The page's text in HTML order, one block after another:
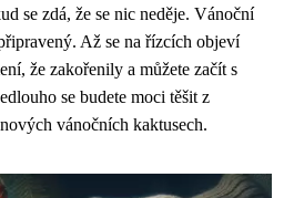
se zdá, že se nic neděje. Vánoční
Až se na řízcích objeví
že zakořenily a můžete začít s
se budete moci těšit z
vánočních kaktusech.